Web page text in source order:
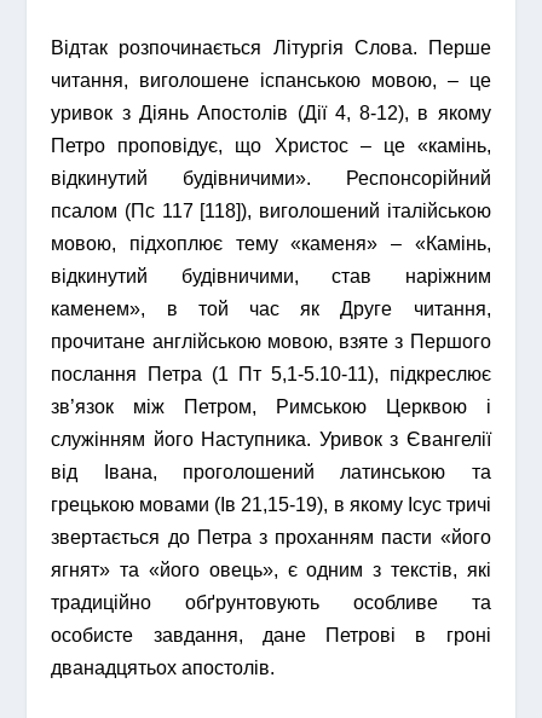
Відтак розпочинається Літургія Слова. Перше
читання, виголошене іспанською мовою, – це
уривок з Діянь Апостолів (Дії 4, 8-12), в якому
Петро проповідує, що Христос – це «камінь,
відкинутий будівничими». Респонсорійний
псалом (Пс 117 [118]), виголошений італійською
мовою, підхоплює тему «каменя» – «Камінь,
відкинутий будівничими, став наріжним
каменем», в той час як Друге читання,
прочитане англійською мовою, взяте з Першого
послання Петра (1 Пт 5,1-5.10-11), підкреслює
зв’язок між Петром, Римською Церквою і
служінням його Наступника. Уривок з Євангелії
від Івана, проголошений латинською та
грецькою мовами (Ів 21,15-19), в якому Ісус тричі
звертається до Петра з проханням пасти «його
ягнят» та «його овець», є одним з текстів, які
традиційно обґрунтовують особливе та
особисте завдання, дане Петрові в гроні
дванадцятьох апостолів.